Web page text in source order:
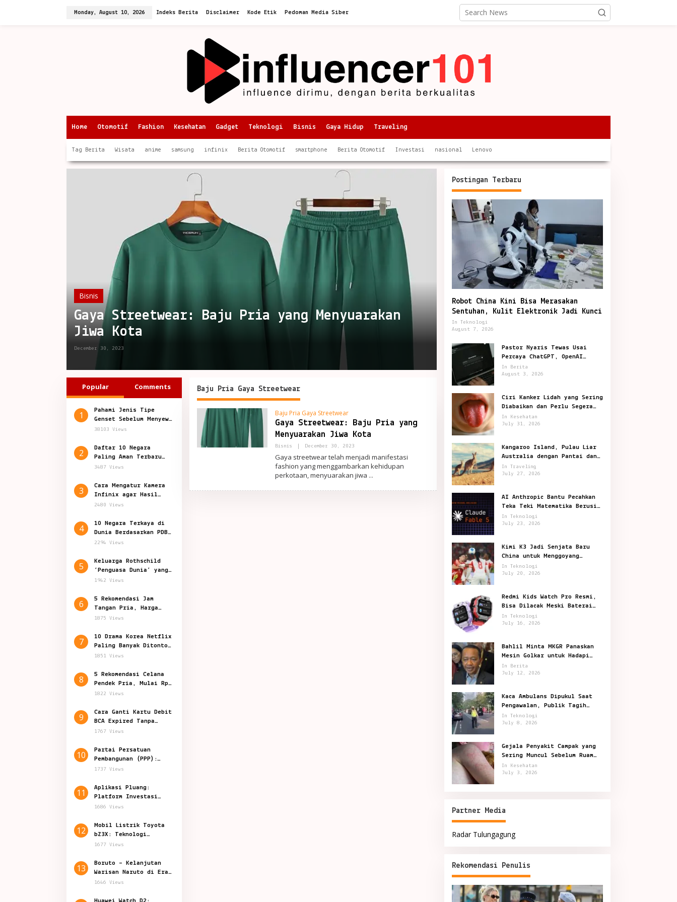
Monday, August 10, 2026 Indeks Berita Disclaimer Kode Etik Pedoman Media Siber
Home Otomotif Fashion Kesehatan Gadget Teknologi Bisnis Gaya Hidup Traveling
Tag Berita Wisata anime samsung infinix Berita Otomotif smartphone Berita Otomotif Investasi nasional Lenovo
Bisnis
Gaya Streetwear: Baju Pria yang Menyuarakan
Jiwa Kota
December 30, 2023
Popular Comments
1
Pahami Jenis Tipe
Genset Sebelum Menyewa
Genset
38103 Views
2
Daftar 10 Negara
Paling Aman Terbaru
2024, Indonesia Nomor?
3487 Views
3
Cara Mengatur Kamera
Infinix agar Hasil
Foto Jernih dan Bagus
2480 Views
4
10 Negara Terkaya di
Dunia Berdasarkan PDB
Per Kapita
2294 Views
5
Keluarga Rothschild
‘Penguasa Dunia’ yang
Penuh Teori Konspirasi
1942 Views
6
5 Rekomendasi Jam
Tangan Pria, Harga
Mulai Rp 129.000
1875 Views
7
10 Drama Korea Netflix
Paling Banyak Ditonton
Sepanjang 2024
1851 Views
8
5 Rekomendasi Celana
Pendek Pria, Mulai Rp
50.000-an
1822 Views
9
Cara Ganti Kartu Debit
BCA Expired Tanpa
Harus Datang ke Bank
1767 Views
10
Partai Persatuan
Pembangunan (PPP):
Politik Indonesia
1737 Views
11
Aplikasi Pluang:
Platform Investasi
Inovatif di Indonesia
1686 Views
12
Mobil Listrik Toyota
bZ3X: Teknologi
Canggih Harga 200
1677 Views
13
Boruto – Kelanjutan
Warisan Naruto di Era
Shinobi Modern
1646 Views
Baju Pria Gaya Streetwear
Baju Pria Gaya Streetwear
Gaya Streetwear: Baju Pria yang
Menyuarakan Jiwa Kota
Bisnis December 30, 2023By
Gaya streetwear telah menjadi manifestasi
fashion yang menggambarkan kehidupan
perkotaan, menyuarakan jiwa
Postingan Terbaru
Robot China Kini Bisa Merasakan
Sentuhan, Kulit Elektronik Jadi Kunci
In Teknologi
August 7, 2026
Pastor Nyaris Tewas Usai
Percaya ChatGPT, OpenAI
Digugat di San Francisco
In Berita
August 3, 2026
Ciri Kanker Lidah yang Sering
Diabaikan dan Perlu Segera
Diperiksa
In Kesehatan
July 31, 2026
Kangaroo Island, Pulau Liar
Australia dengan Pantai dan
Satwa Ikonik
In Traveling
July 27, 2026
AI Anthropic Bantu Pecahkan
Teka Teki Matematika Berusia
87 Tahun
In Teknologi
July 23, 2026
Kimi K3 Jadi Senjata Baru
China untuk Menggoyang
Keunggulan AI Amerika
In Teknologi
July 20, 2026
Redmi Kids Watch Pro Resmi,
Bisa Dilacak Meski Baterai
Sudah Habis
In Teknologi
July 16, 2026
Bahlil Minta MKGR Panaskan
Mesin Golkar untuk Hadapi
Pemilu 2029
In Berita
July 12, 2026
Kaca Ambulans Dipukul Saat
Pengawalan, Publik Tagih
Jawaban Polisi
In Teknologi
July 8, 2026
Gejala Penyakit Campak yang
Sering Muncul Sebelum Ruam
Terlihat
In Kesehatan
July 3, 2026
Partner Media
Radar Tulungagung
Rekomendasi Penulis